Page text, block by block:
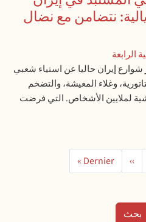
نتضامن مع نضال
الرابعة
شوارع إيران حاليا عن استياء شعبي
وغلاء المعيشة، والتضخم
لملايين الأشخاص. التي فرضت
الصفحة التالية
›› الصفحة الأخيرة
Dernier »